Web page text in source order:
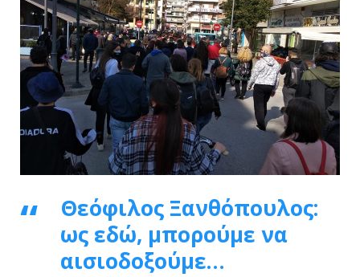
Θεόφιλος Ξανθόπουλος:
ως εδώ, μπορούμε να
αισιοδοξούμε…